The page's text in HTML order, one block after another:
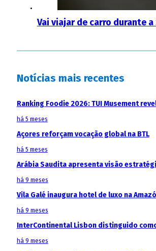
Vai viajar de carro durante
Notícias mais recentes
Ranking Foodie 2026: TUI Musement
há 5 meses
Açores reforçam vocação global na BTL
há 5 meses
Arábia Saudita apresenta visão
há 9 meses
Vila Galé inaugura hotel de luxo na
há 9 meses
InterContinental Lisbon distinguido
há 9 meses